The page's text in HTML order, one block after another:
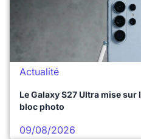
Actualité
Le Galaxy S27 Ultra mise
bloc photo
09/08/2026